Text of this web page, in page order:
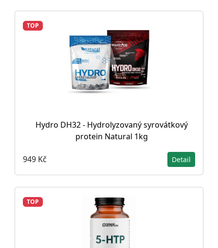
TOP
Hydro DH32 - Hydrolyzovaný syrovátkový
protein Natural 1kg
949 Kč Detail
TOP